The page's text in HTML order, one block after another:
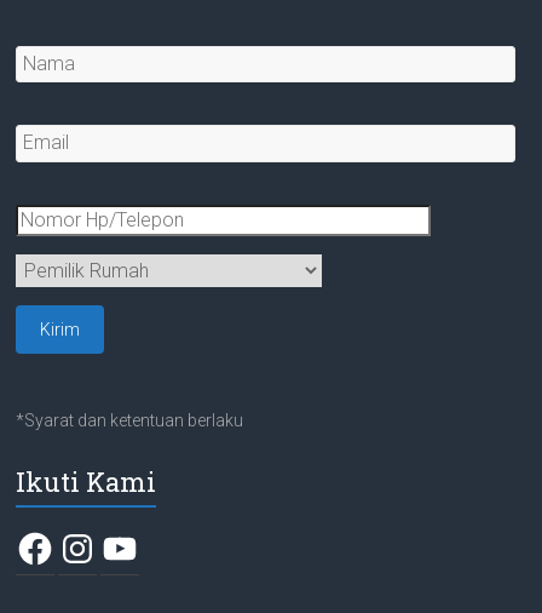
*Syarat dan ketentuan berlaku
Ikuti Kami
FacebookInstagram
YouTube